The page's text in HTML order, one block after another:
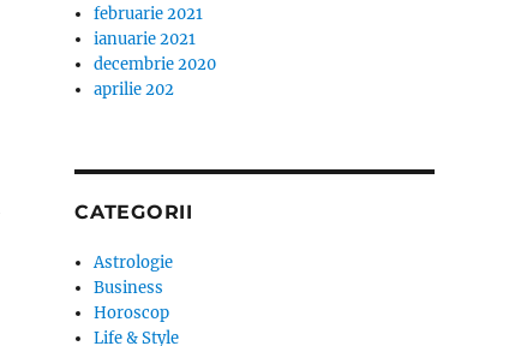
februarie 2021
ianuarie 2021
decembrie 2020
aprilie 202
CATEGORII
Astrologie
Business
Horoscop
Life & Style